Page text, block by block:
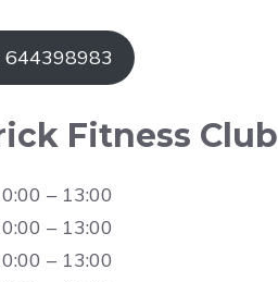
644398983
Fitness Club
– 13:00
– 13:00
– 13:00